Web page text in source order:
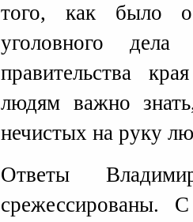
того, как было
уголовного
правительства
людям важно
нечистых на руку
Ответы
срежессированы.